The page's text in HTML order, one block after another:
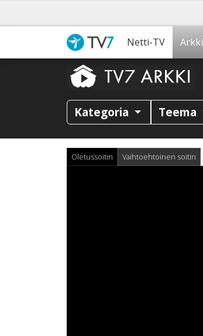
Netti-TV Arkki
Kategoria Teema
Oletussoitin Vaihtoehtoinen soitin